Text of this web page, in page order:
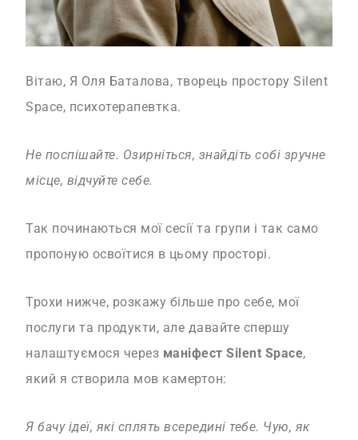
Вітаю, Я Оля Баталова, творець простору Silent
Space, психотерапевтка.
Не поспішайте. Озирніться, знайдіть собі зручне
місце, відчуйте себе.
Так починаються мої сесії та групи і так само
пропоную освоїтися в цьому просторі.
Трохи нижче, розкажу більше про себе, мої
послуги та продукти, але давайте спершу
налаштуємося через маніфест Silent Space,
який я створила мов камертон:
Я бачу ідеї, які сплять всередині тебе. Чую, як